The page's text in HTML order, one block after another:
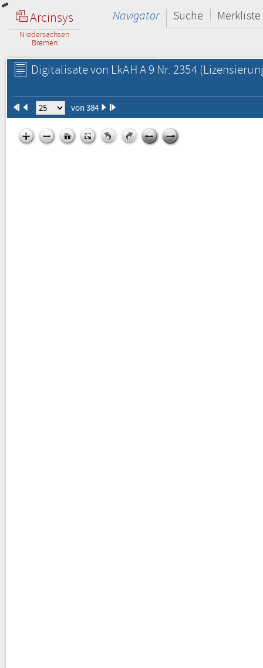
Arcinsys
Niedersachsen
Bremen
Navigator Suche Merkliste
Digitalisate von LkAH A 9 Nr. 2354
von 384